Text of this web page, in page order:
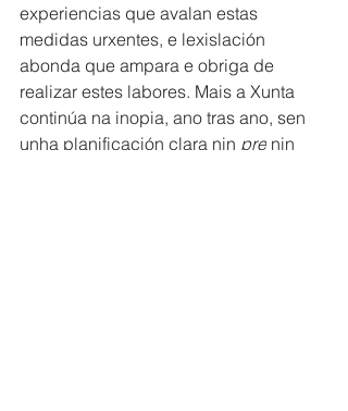
experiencias que avalan estas
medidas urxentes, e lexislación
abonda que ampara e obriga de
realizar estes labores. Mais a Xunta
continúa na inopia, ano tras ano, sen
unha planificación clara nin pre nin